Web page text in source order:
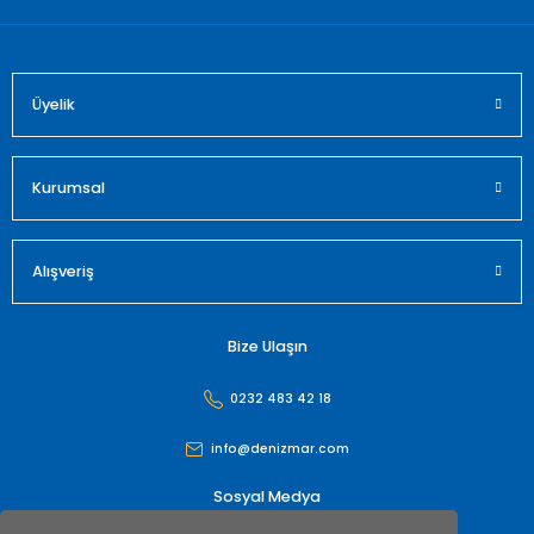
Üyelik
Kurumsal
Alışveriş
Bize Ulaşın
0232 483 42 18
info@denizmar.com
Sosyal Medya